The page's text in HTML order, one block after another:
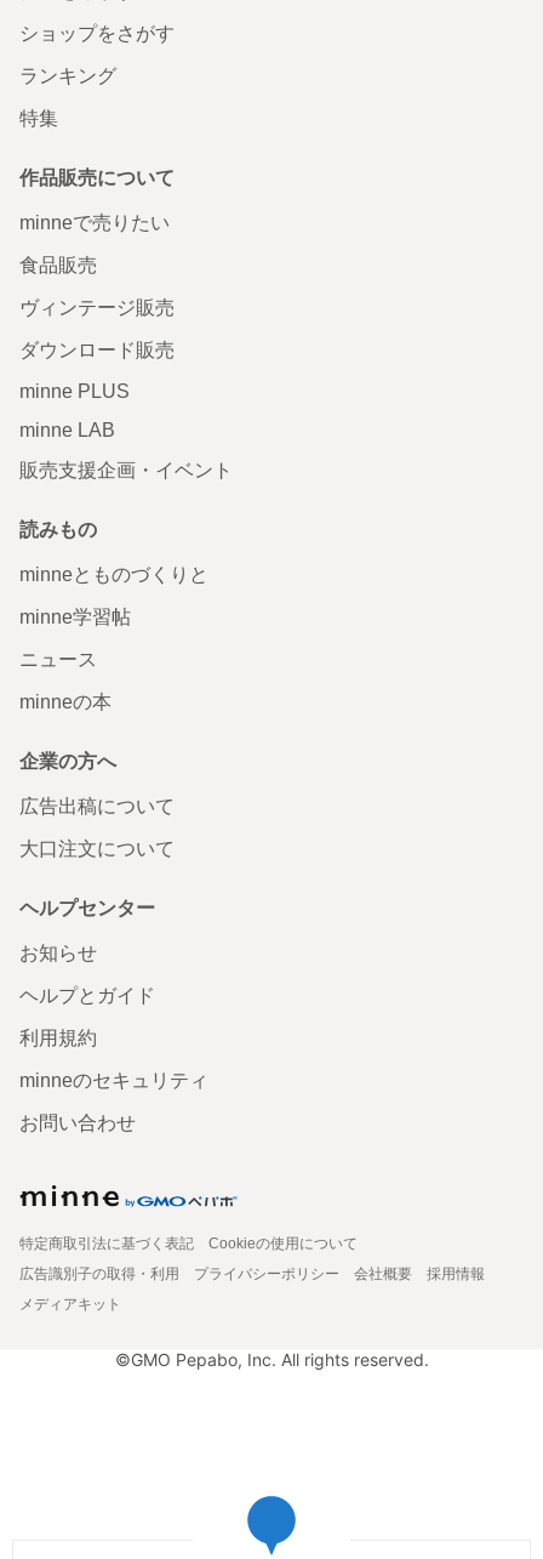
ショップをさがす
ランキング
特集
作品販売について
minneで売りたい
食品販売
ヴィンテージ販売
ダウンロード販売
minne PLUS
minne LAB
販売支援企画・イベント
読みもの
minneとものづくりと
minne学習帖
ニュース
minneの本
企業の方へ
広告出稿について
大口注文について
ヘルプセンター
お知らせ
ヘルプとガイド
利用規約
minneのセキュリティ
お問い合わせ
特定商取引法に基づく表記
Cookieの使用について
広告識別子の取得・利用
プライバシーポリシー 会社概要
採用情報
メディアキット
©GMO Pepabo, Inc. All rights reserved.